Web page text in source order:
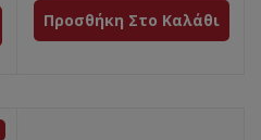
Προσθήκη Στο Καλάθι